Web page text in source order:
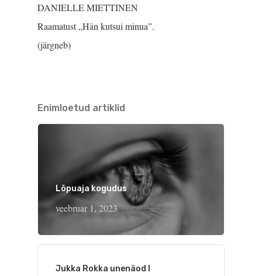
DANIELLE MIETTINEN
Raamatust „Hän kutsui minua”.
(järgneb)
Enimloetud artiklid
Lõpuaja kogudus
veebruar 1, 2023
Jukka Rokka unenäod I